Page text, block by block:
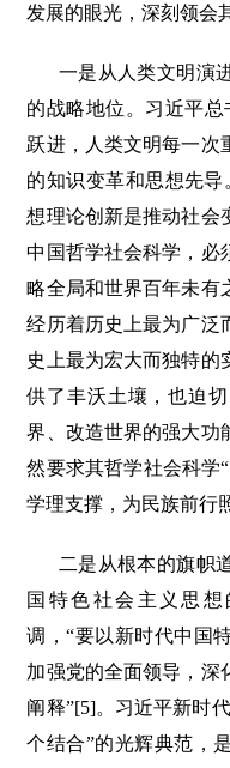
发展的眼光，深刻领会
一是从人类文明演
的战略地位。习近平
跃进，人类文明每一次
的知识变革和思想先
想理论创新是推动社会
中国哲学社会科学，必
略全局和世界百年未有
经历着历史上最为广泛
史上最为宏大而独特的
供了丰沃土壤，也迫
界、改造世界的强大功
然要求其哲学社会科学
学理支撑，为民族前行
二是从根本的旗帜
国特色社会主义思
调，“要以新时代中国
加强党的全面领导，深
阐释”[5]。习近平新时
个结合”的光辉典范，